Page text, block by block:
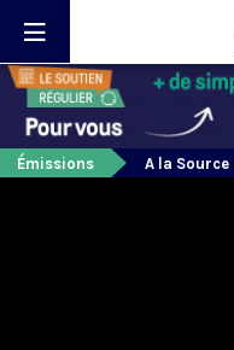
Émissions A la Source